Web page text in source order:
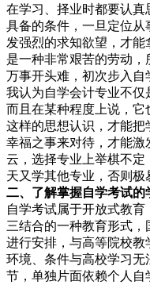
在学习、择业时都要认真
具备的条件，一旦定位
发强烈的求知欲望，才
是一种非常艰苦的劳动，
万事开头难，初次步入自
我认为自学会计专业不仅
而且在某种程度上说，它
这样的思想认识，才能
幸福之事来对待，才能
云，选择专业上举棋不定
天又学其他专业，否则极
二、了解掌握自学考试的
自学考试属于开放式教
三结合的一种教育形式
进行安排，与高等院校教
环境、条件与高校学习
节，单独片面依赖个人